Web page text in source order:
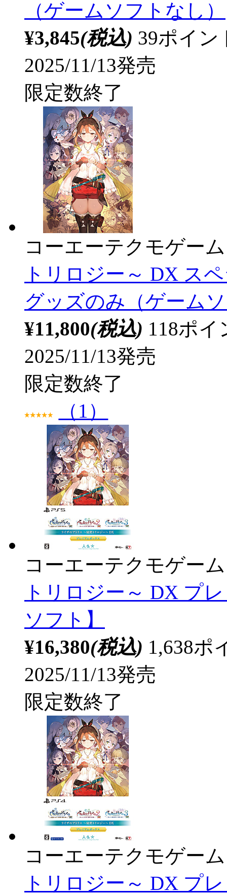
（ゲームソフトなし）
¥3,845(税込) 39ポイ
2025/11/13発売
限定数終了
コーエーテクモゲー
トリロジー～ DX ス
グッズのみ（ゲーム
¥11,800(税込) 118ポ
2025/11/13発売
限定数終了
（1）
コーエーテクモゲー
トリロジー～ DX プ
ソフト】
¥16,380(税込) 1,638ポ
2025/11/13発売
限定数終了
コーエーテクモゲー
トリロジー～ DX プ